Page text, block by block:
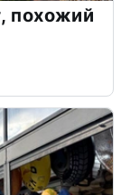
похожий